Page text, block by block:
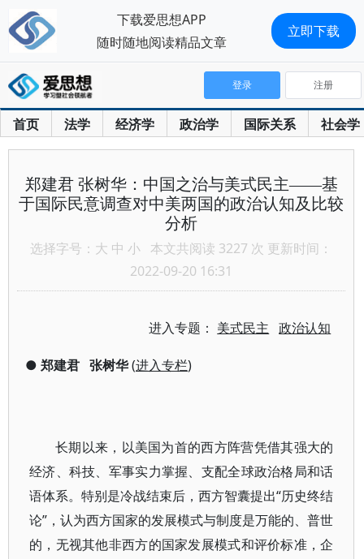
首页 法学 经济学 政治学 国际关系 社会学
登录 注册
郑建君 张树华：中国之治与美式民主——基
于国际民意调查对中美两国的政治认知及比较
分析
选择字号： 大 中 小 本文共阅读 3227 次 更新时间：
2022-09-20 16:31
进入专题： 美式民主 政治认知
● 郑建君 张树华(进入专栏)
长期以来，以美国为首的西方阵营凭借其强大的
经济、科技、军事实力掌握、支配全球政治格局和话
语体系。特别是冷战结束后，西方智囊提出“历史终结
论”，认为西方国家的发展模式与制度是万能的、普世
的，无视其他非西方的国家发展模式和评价标准，企
下载爱思想APP
随时随地阅读精品文章
立即下载